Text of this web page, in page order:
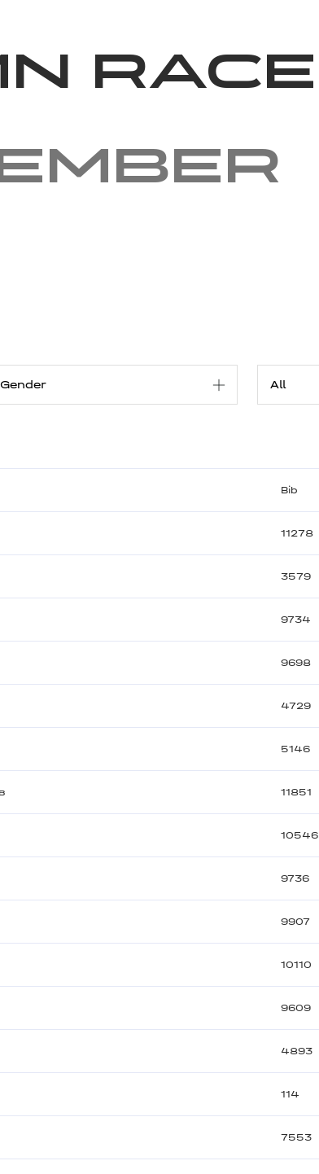
Race
Bib
11278
3579
9734
9698
4729
5146
11851
10546
9736
9907
10110
9609
4893
114
7553